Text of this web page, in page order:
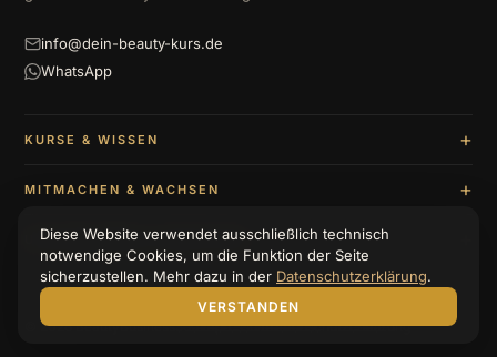
info@dein-beauty-kurs.de
WhatsApp
KURSE & WISSEN
MITMACHEN & WACHSEN
UNTERNEHMEN & BERATUNG
© 2026 BeautyBusiness360ImpressumDatenschutzerklärung
Diese Website verwendet ausschließlich technisch
notwendige Cookies, um die Funktion der Seite
sicherzustellen. Mehr dazu in der Datenschutzerklärung.
VERSTANDEN